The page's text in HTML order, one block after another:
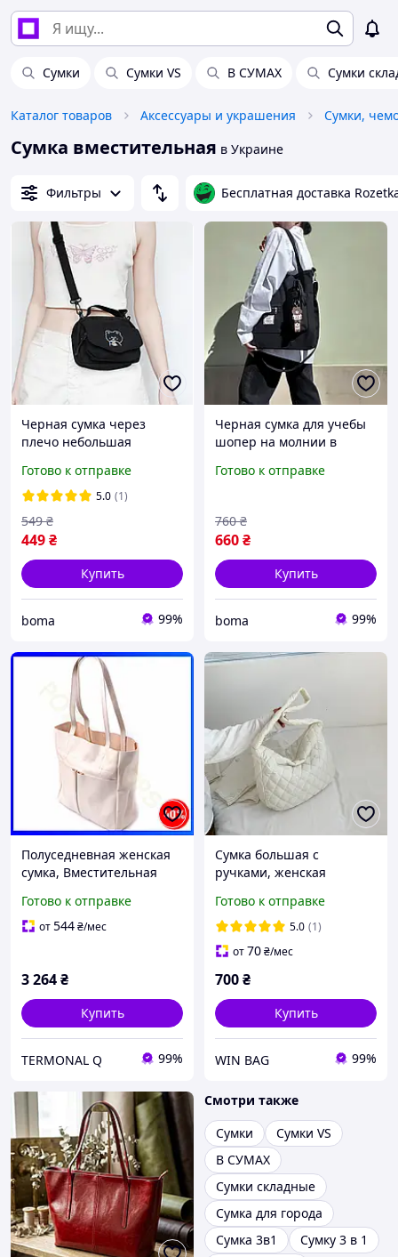
Сумки Сумки VS В СУМАХ Сумки
Каталог товаров Аксессуары и украшения Сумки,
Сумка вместительная в Украине
Фильтры Бесплатная доставка
Черная сумка через
плечо небольшая
нашивкой сумка мишка
пьет бабл ти корейский
стиль
Готово к отправке
5.0 (1)
449₴
549 ₴
Купить
boma 99%
Черная сумка для учебы
шопер на молнии в
брелком мишки
отделения
Готово к отправке
660₴
760 ₴
Купить
boma 99%
Полуседневная женская
сумка, Вместительная
натуральной кожи Shvigel
22843 Бежевая
Готово к отправке
от544₴/мес
3 264₴
Купить
TERMONAL Q 99%
Сумка большая с
ручками, женская
шоппер
Готово к отправке
5.0 (1)
от70₴/мес
700₴
Купить
WIN BAG 99%
Смотри также
Сумки
Сумки VS
В СУМАХ
Сумки складные
Сумка для города
Сумка 3в1
Сумку 3 в 1